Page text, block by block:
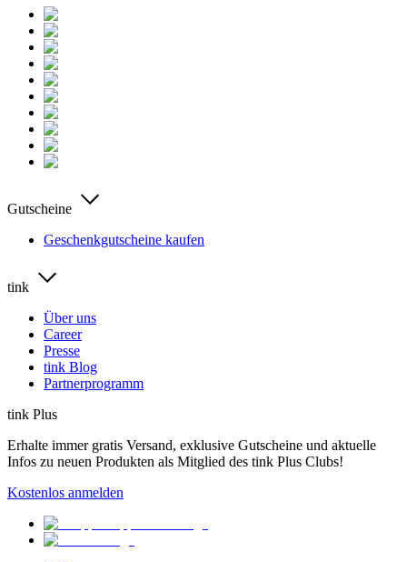
Gutscheine
Geschenkgutscheine kaufen
tink
Über uns
Career
Presse
tink Blog
Partnerprogramm
tink Plus
Erhalte immer gratis Versand, exklusive Gutscheine und aktuelle
Infos zu neuen Produkten als Mitglied des tink Plus Clubs!
Kostenlos anmelden